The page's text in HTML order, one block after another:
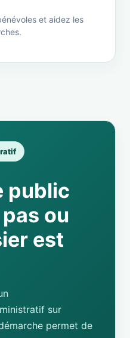
et aidez les
public
ou
est
sur
permet de